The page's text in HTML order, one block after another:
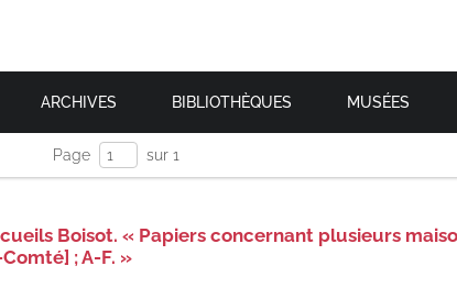
ARCHIVES BIBLIOTHÈQUES MUSÉES
Page sur 1
Boisot. « Papiers concernant plusieurs
; A-F. »